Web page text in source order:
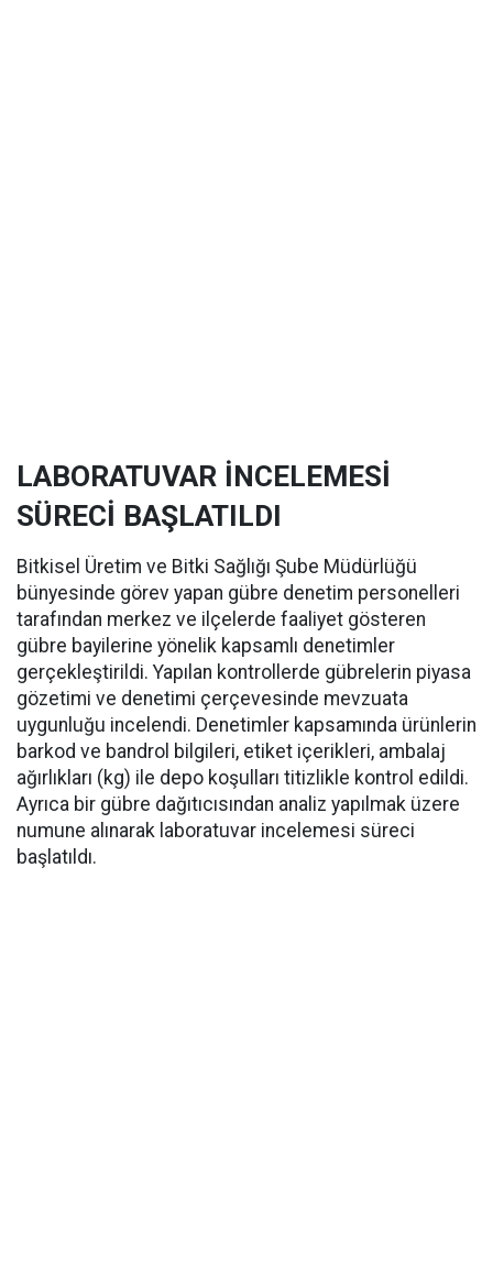
LABORATUVAR İNCELEMESİ
SÜRECİ BAŞLATILDI
Bitkisel Üretim ve Bitki Sağlığı Şube Müdürlüğü
bünyesinde görev yapan gübre denetim personelleri
tarafından merkez ve ilçelerde faaliyet gösteren
gübre bayilerine yönelik kapsamlı denetimler
gerçekleştirildi. Yapılan kontrollerde gübrelerin piyasa
gözetimi ve denetimi çerçevesinde mevzuata
uygunluğu incelendi. Denetimler kapsamında ürünlerin
barkod ve bandrol bilgileri, etiket içerikleri, ambalaj
ağırlıkları (kg) ile depo koşulları titizlikle kontrol edildi.
Ayrıca bir gübre dağıtıcısından analiz yapılmak üzere
numune alınarak laboratuvar incelemesi süreci
başlatıldı.